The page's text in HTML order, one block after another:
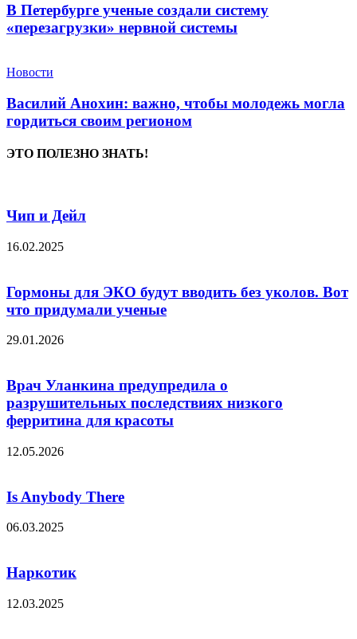
В Петербурге ученые создали систему
«перезагрузки» нервной системы
Новости
Василий Анохин: важно, чтобы молодежь могла
гордиться своим регионом
ЭТО ПОЛЕЗНО ЗНАТЬ!
Чип и Дейл
16.02.2025
Гормоны для ЭКО будут вводить без уколов. Вот
что придумали ученые
29.01.2026
Врач Уланкина предупредила о
разрушительных последствиях низкого
ферритина для красоты
12.05.2026
Is Anybody There
06.03.2025
Наркотик
12.03.2025